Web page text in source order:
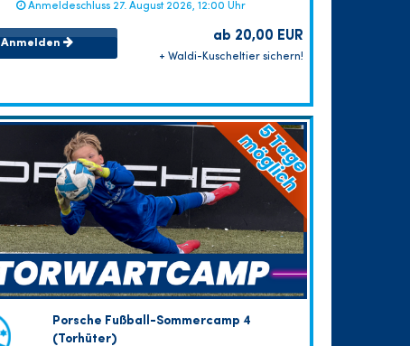
Anmeldeschluss 27. August 2026, 12:00 Uhr
Anmelden ab 20,00 EUR
+ Waldi-Kuscheltier sichern!
Porsche Fußball-Sommercamp 4
(Torhüter)